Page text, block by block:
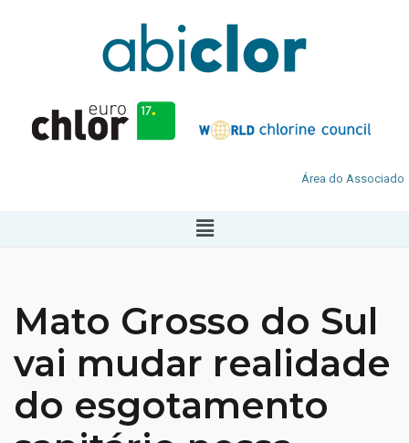
Área do Associado
Mato Grosso do Sul
vai mudar realidade
do esgotamento